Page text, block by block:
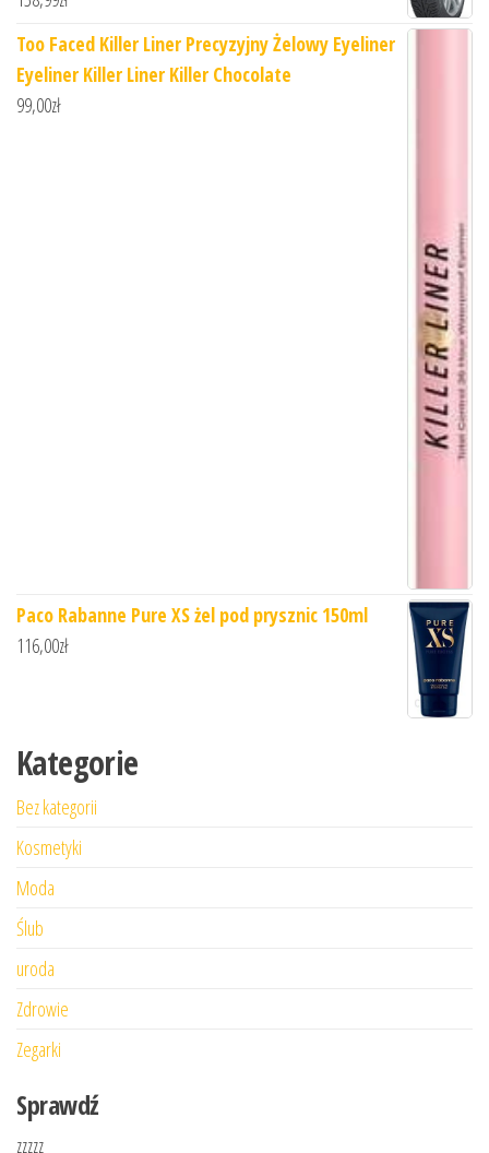
Too Faced Killer Liner Precyzyjny Żelowy Eyeliner
Eyeliner Killer Liner Killer Chocolate
99,00zł
Paco Rabanne Pure XS żel pod prysznic 150ml
116,00zł
Kategorie
Bez kategorii
Kosmetyki
Moda
Ślub
uroda
Zdrowie
Zegarki
Sprawdź
zzzzz